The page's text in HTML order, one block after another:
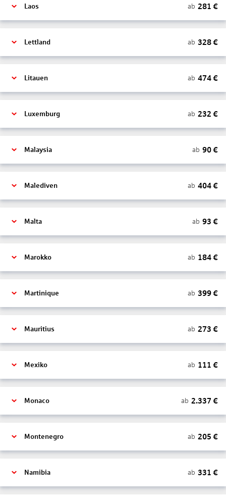
Laos ab 281 €
Lettland ab 328€
Litauen ab 474€
Luxemburg ab 232 €
Malaysia ab 90€
Malediven ab 404€
Malta ab 93 €
Marokko ab 184€
Martinique ab 399€
Mauritius ab 273 €
Mexiko ab 111 €
Monaco ab 2.337 €
Montenegro ab 205 €
Namibia ab 331 €